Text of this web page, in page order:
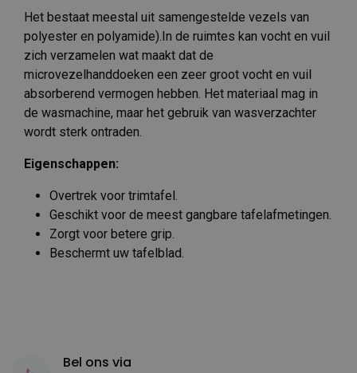
Het bestaat meestal uit samengestelde vezels van
polyester en polyamide).In de ruimtes kan vocht en vuil
zich verzamelen wat maakt dat de
microvezelhanddoeken een zeer groot vocht en vuil
absorberend vermogen hebben. Het materiaal mag in
de wasmachine, maar het gebruik van wasverzachter
wordt sterk ontraden.
Eigenschappen:
Overtrek voor trimtafel.
Geschikt voor de meest gangbare tafelafmetingen.
Zorgt voor betere grip.
Beschermt uw tafelblad.
Bel ons via